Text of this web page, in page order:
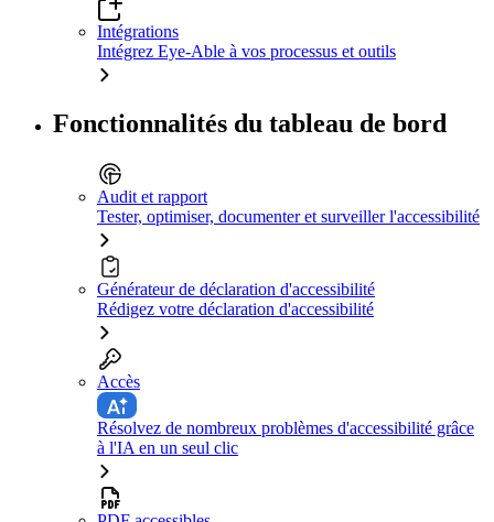
Intégrations
Intégrez Eye-Able à vos processus et outils
Fonctionnalités du tableau de bord
Audit et rapport
Tester, optimiser, documenter et surveiller l'accessibilité
Générateur de déclaration d'accessibilité
Rédigez votre déclaration d'accessibilité
Accès
Résolvez de nombreux problèmes d'accessibilité grâce
à l'IA en un seul clic